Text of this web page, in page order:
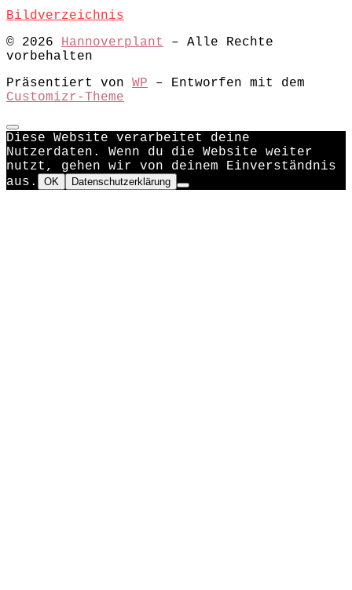
Bildverzeichnis
© 2026 Hannoverplant
– Alle Rechte
vorbehalten
Präsentiert von WP – Entworfen mit dem
Customizr-Theme
Diese Website verarbeitet deine
Nutzerdaten. Wenn du die Website weiter
nutzt, gehen wir von deinem Einverständnis
aus.
OK Datenschutzerklärung